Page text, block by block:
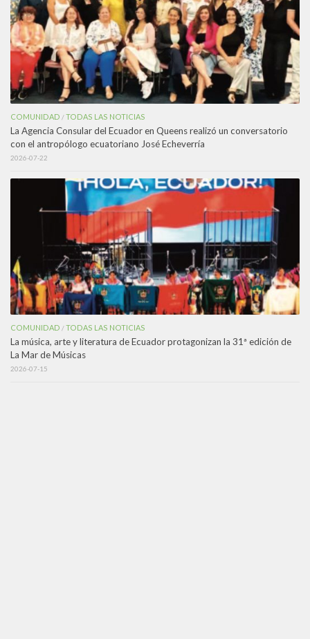
COMUNIDAD /TODAS LAS NOTICIAS
La Agencia Consular del Ecuador en Queens realizó un conversatorio
con el antropólogo ecuatoriano José Echeverría
2026-07-22
COMUNIDAD /TODAS LAS NOTICIAS
La música, arte y literatura de Ecuador protagonizan la 31ª edición de
La Mar de Músicas
2026-07-15